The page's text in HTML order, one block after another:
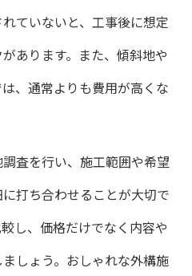
ていないと、工事後に想定
あります。また、傾斜地や
、通常よりも費用が高くな
査を行い、施工範囲や希望
打ち合わせることが大切で
し、価格だけでなく内容や
しょう。おしゃれな外構施